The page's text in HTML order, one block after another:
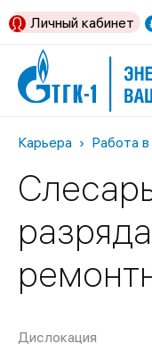
Личный кабинет
Карьера Работа
Дислокация